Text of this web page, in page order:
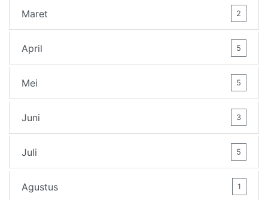
Maret 2
April 5
Mei 5
Juni 3
Juli 5
Agustus 1